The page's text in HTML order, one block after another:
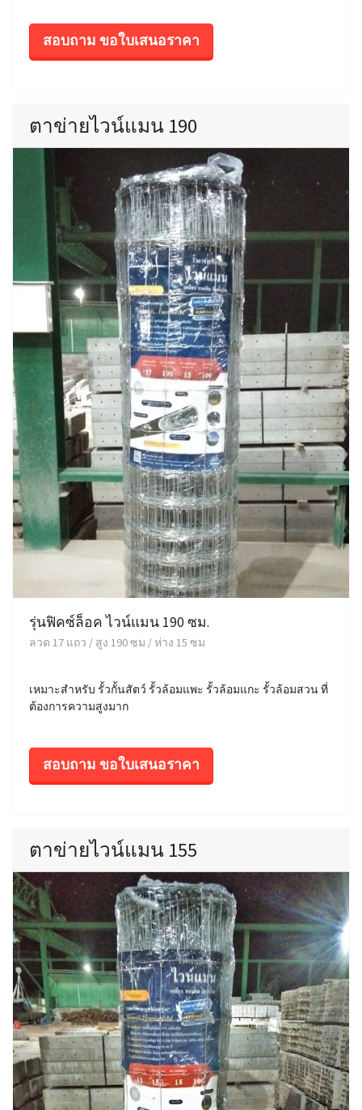
สอบถาม ขอใบเสนอราคา
ตาข่ายไวน์แมน 190
รุ่นฟิคซ์ล็อค ไวน์แมน 190 ซม.
ลวด 17 แถว / สูง 190 ซม / ห่าง 15 ซม
เหมาะสำหรับ รั้วกั้นสัตว์ รั้วล้อมแพะ รั้วล้อมแกะ รั้วล้อมสวน ที่
ต้องการความสูงมาก
สอบถาม ขอใบเสนอราคา
ตาข่ายไวน์แมน 155